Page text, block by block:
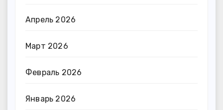
Апрель 2026
Март 2026
Февраль 2026
Январь 2026